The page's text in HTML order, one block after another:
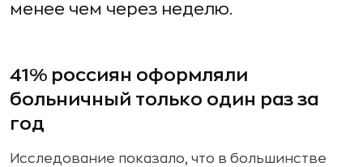
менее чем через неделю.
41% россиян оформляли
больничный только один раз за
год
Исследование показало, что в большинстве